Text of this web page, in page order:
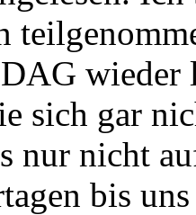
sich gar
nur nicht
bis